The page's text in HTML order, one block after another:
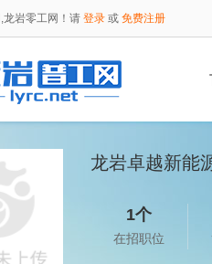
龙岩零工网！请 登录 或 免费注册
龙岩卓越新能
1个
在招职位